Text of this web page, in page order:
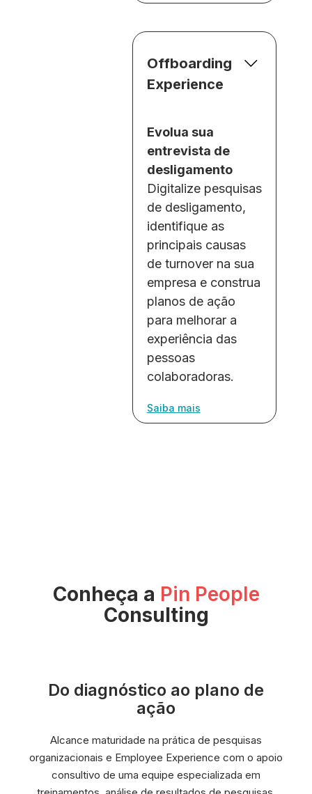
Offboarding
Experience
Evolua sua
entrevista de
desligamento
Digitalize pesquisas
de desligamento,
identifique as
principais causas
de turnover na sua
empresa e construa
planos de ação
para melhorar a
experiência das
pessoas
colaboradoras.
Saiba mais
Conheça a Pin People
Consulting
Do diagnóstico ao plano de
ação
Alcance maturidade na prática de pesquisas
organizacionais e Employee Experience com o apoio
consultivo de uma equipe especializada em